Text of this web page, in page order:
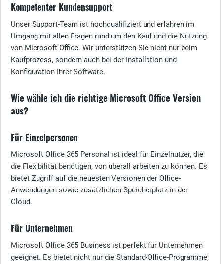
Kompetenter Kundensupport
Unser Support-Team ist hochqualifiziert und erfahren im
Umgang mit allen Fragen rund um den Kauf und die Nutzung
von Microsoft Office. Wir unterstützen Sie nicht nur beim
Kaufprozess, sondern auch bei der Installation und
Konfiguration Ihrer Software.
Wie wähle ich die richtige Microsoft Office Version
aus?
Für Einzelpersonen
Microsoft Office 365 Personal ist ideal für Einzelnutzer, die
die Flexibilität benötigen, von überall arbeiten zu können. Es
bietet Zugriff auf die neuesten Versionen der Office-
Anwendungen sowie zusätzlichen Speicherplatz in der
Cloud.
Für Unternehmen
Microsoft Office 365 Business ist perfekt für Unternehmen
geeignet. Es bietet nicht nur die Standard-Office-Programme,